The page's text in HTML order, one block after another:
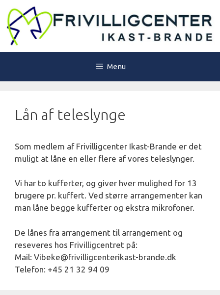
indhold
Menu
Lån af teleslynge
Som medlem af Frivilligcenter Ikast-Brande er det
muligt at låne en eller flere af vores teleslynger.
Vi har to kufferter, og giver hver mulighed for 13
brugere pr. kuffert. Ved større arrangementer kan
man låne begge kufferter og ekstra mikrofoner.
De lånes fra arrangement til arrangement og
reseveres hos Frivilligcentret på:
Mail: Vibeke@frivilligcenterikast-brande.dk
Telefon: +45 21 32 94 09